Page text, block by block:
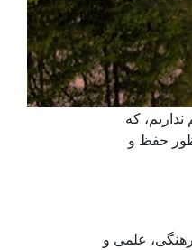
که
کنوانسیون به منظور حفظ و
علمی و